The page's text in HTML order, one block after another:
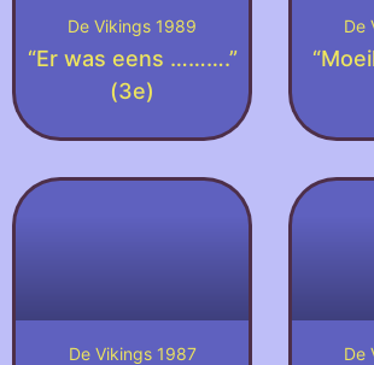
De Vikings 1989
“Er was eens ……….”
(3e)
De
De Vikings 1987 De